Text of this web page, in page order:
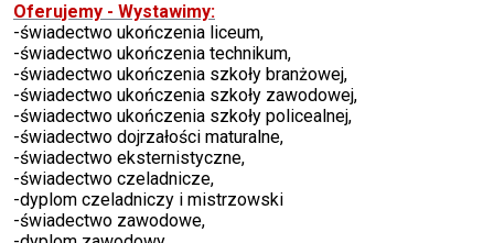
Oferujemy - Wystawimy:
-świadectwo ukończenia liceum,
-świadectwo ukończenia technikum,
-świadectwo ukończenia szkoły branżowej,
-świadectwo ukończenia szkoły zawodowej,
-świadectwo ukończenia szkoły policealnej,
-świadectwo dojrzałości maturalne,
-świadectwo eksternistyczne,
-świadectwo czeladnicze,
-dyplom czeladniczy i mistrzowski
-świadectwo zawodowe,